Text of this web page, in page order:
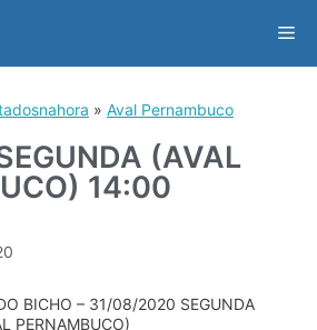
» Aval Pernambuco
(AVAL
14:00
BICHO – 31/08/2020 SEGUNDA
PERNAMBUCO)